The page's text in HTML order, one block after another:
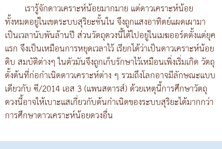
เรารู้จักดาวเคราะห์น้อยมากมาย แต่ดาวเคราะห์น้อย
ทั้งหมดอยู่ในเขตระบบสุริยะชั้นใน จึงถูกแสงอาทิตย์แผดเผามา
เป็นเวลานับพันล้านปี ส่วนวัตถุดวงนี้ได้ไปอยู่ในเมฆออร์ตตั้งแต่ยุค
แรก จึงเป็นเหมือนการหยุดเวลาไว้ เรียกได้ว่าเป็นดาวเคราะห์น้อย
ดิบ สมบัติต่างๆ ในตัวมันจึงถูกเก็บรักษาไว้เหมือนเพิ่งเริ่มเกิด วัตถุ
ตั้งต้นที่ก่อกำเนิดดาวเคราะห์ต่าง ๆ รวมถึงโลกอาจมีลักษณะแบบ
เดียวกับ ซี/2014 เอส 3 (แพนสตารส์) ด้วยเหตุนี้การศึกษาวัตถุ
ดวงนี้อาจให้เบาะแสเกี่ยวกับต้นกำเนิดของระบบสุริยะได้มากกว่า
การศึกษาดาวเคราะห์น้อยดวงอื่น